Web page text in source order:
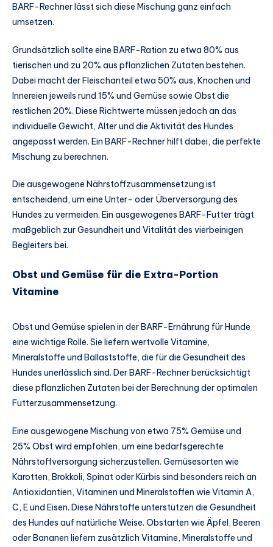
BARF-Rechner lässt sich diese Mischung ganz einfach
umsetzen.
Grundsätzlich sollte eine BARF-Ration zu etwa 80% aus
tierischen und zu 20% aus pflanzlichen Zutaten bestehen.
Dabei macht der Fleischanteil etwa 50% aus, Knochen und
Innereien jeweils rund 15% und Gemüse sowie Obst die
restlichen 20%. Diese Richtwerte müssen jedoch an das
individuelle Gewicht, Alter und die Aktivität des Hundes
angepasst werden. Ein BARF-Rechner hilft dabei, die perfekte
Mischung zu berechnen.
Die ausgewogene Nährstoffzusammensetzung ist
entscheidend, um eine Unter- oder Überversorgung des
Hundes zu vermeiden. Ein ausgewogenes BARF-Futter trägt
maßgeblich zur Gesundheit und Vitalität des vierbeinigen
Begleiters bei.
Obst und Gemüse für die Extra-Portion
Vitamine
Obst und Gemüse spielen in der BARF-Ernährung für Hunde
eine wichtige Rolle. Sie liefern wertvolle Vitamine,
Mineralstoffe und Ballaststoffe, die für die Gesundheit des
Hundes unerlässlich sind. Der BARF-Rechner berücksichtigt
diese pflanzlichen Zutaten bei der Berechnung der optimalen
Futterzusammensetzung.
Eine ausgewogene Mischung von etwa 75% Gemüse und
25% Obst wird empfohlen, um eine bedarfsgerechte
Nährstoffversorgung sicherzustellen. Gemüsesorten wie
Karotten, Brokkoli, Spinat oder Kürbis sind besonders reich an
Antioxidantien, Vitaminen und Mineralstoffen wie Vitamin A,
C, E und Eisen. Diese Nährstoffe unterstützen die Gesundheit
des Hundes auf natürliche Weise. Obstarten wie Äpfel, Beeren
oder Bananen liefern zusätzlich Vitamine, Mineralstoffe und